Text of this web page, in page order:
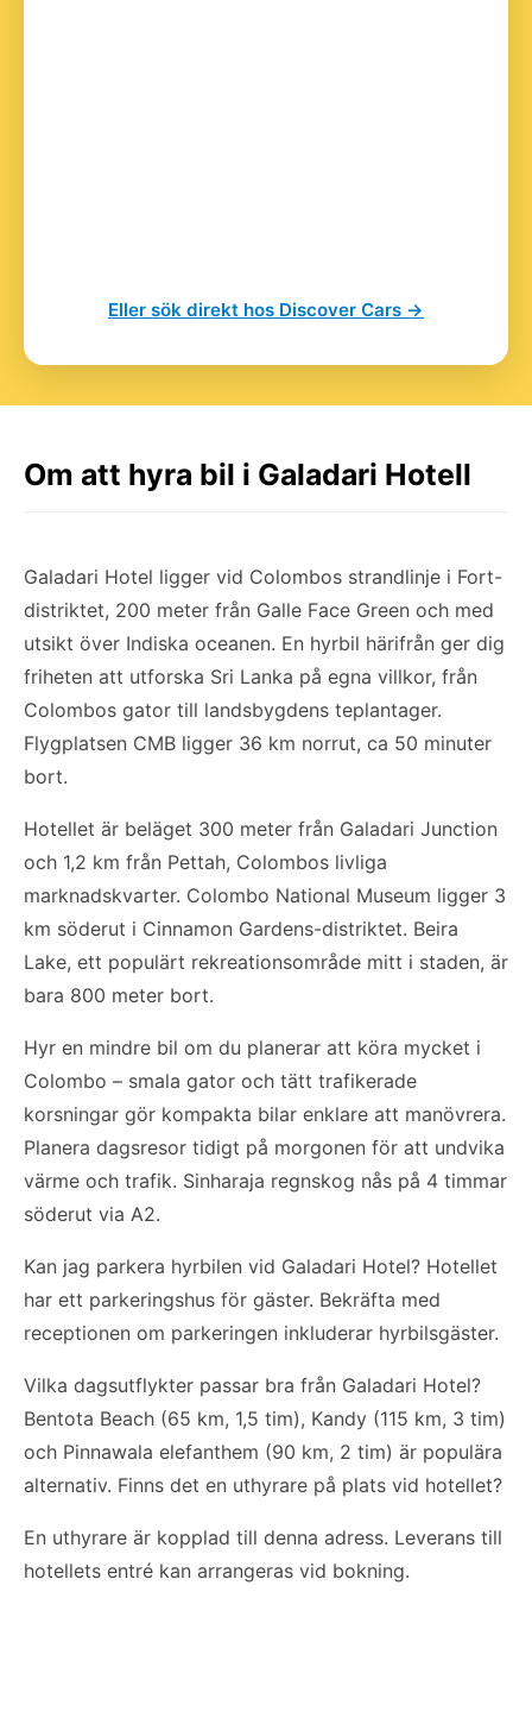
Eller sök direkt hos Discover Cars →
Om att hyra bil i Galadari Hotell
Galadari Hotel ligger vid Colombos strandlinje i Fort-
distriktet, 200 meter från Galle Face Green och med
utsikt över Indiska oceanen. En hyrbil härifrån ger dig
friheten att utforska Sri Lanka på egna villkor, från
Colombos gator till landsbygdens teplantager.
Flygplatsen CMB ligger 36 km norrut, ca 50 minuter
bort.
Hotellet är beläget 300 meter från Galadari Junction
och 1,2 km från Pettah, Colombos livliga
marknadskvarter. Colombo National Museum ligger 3
km söderut i Cinnamon Gardens-distriktet. Beira
Lake, ett populärt rekreationsområde mitt i staden, är
bara 800 meter bort.
Hyr en mindre bil om du planerar att köra mycket i
Colombo – smala gator och tätt trafikerade
korsningar gör kompakta bilar enklare att manövrera.
Planera dagsresor tidigt på morgonen för att undvika
värme och trafik. Sinharaja regnskog nås på 4 timmar
söderut via A2.
Kan jag parkera hyrbilen vid Galadari Hotel? Hotellet
har ett parkeringshus för gäster. Bekräfta med
receptionen om parkeringen inkluderar hyrbilsgäster.
Vilka dagsutflykter passar bra från Galadari Hotel?
Bentota Beach (65 km, 1,5 tim), Kandy (115 km, 3 tim)
och Pinnawala elefanthem (90 km, 2 tim) är populära
alternativ. Finns det en uthyrare på plats vid hotellet?
En uthyrare är kopplad till denna adress. Leverans till
hotellets entré kan arrangeras vid bokning.